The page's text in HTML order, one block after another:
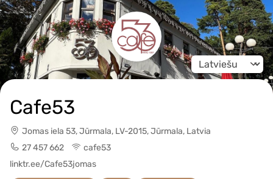
Change language
Cafe53
Jomas iela 53, Jūrmala, LV-2015, Jūrmala, Latvia
27 457 662
cafe53
linktr.ee/Cafe53jomas